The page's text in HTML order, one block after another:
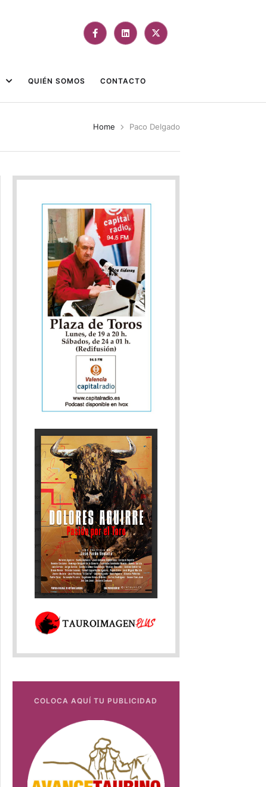
QUIÉN SOMOS CONTACTO
Home Paco Delgado
COLOCA AQUÍ TU PUBLICIDAD